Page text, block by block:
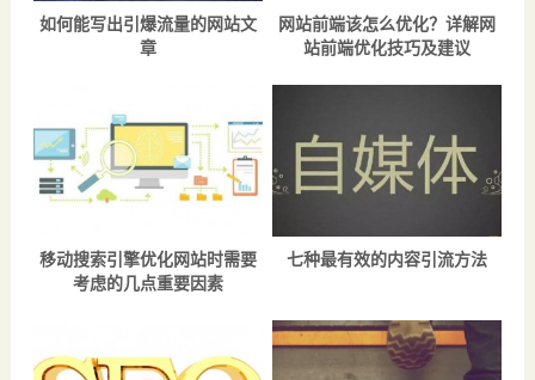
如何能写出引爆流量的网站文
章
网站前端该怎么优化？详解网
站前端优化技巧及建议
移动搜索引擎优化网站时需要
考虑的几点重要因素
七种最有效的内容引流方法